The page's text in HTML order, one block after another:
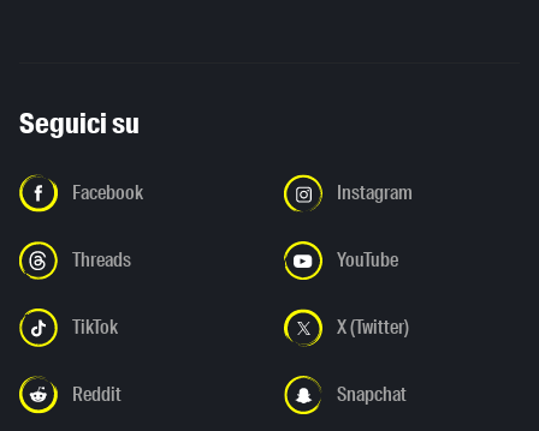
Seguici su
Facebook Instagram
Threads YouTube
TikTok X (Twitter)
Reddit Snapchat